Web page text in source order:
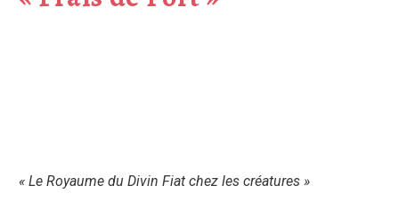
« Le Royaume du Divin Fiat chez les créatures »